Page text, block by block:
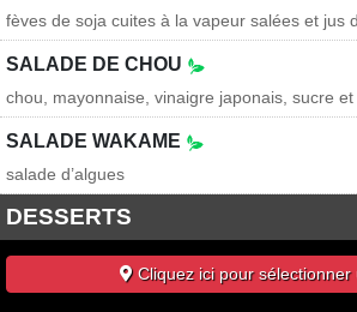
fèves de soja cuites à la vapeur salées et jus
SALADE DE CHOU
chou, mayonnaise, vinaigre japonais, sucre
SALADE WAKAME
salade d’algues
DESSERTS
Cliquez ici pour sélectionner